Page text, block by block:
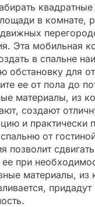
в комнате,
Эта мобильная
в спальне
обстановку для
ее от пола до
материалы, из
создают
и практически
от
позволит
ее при
материалы, из